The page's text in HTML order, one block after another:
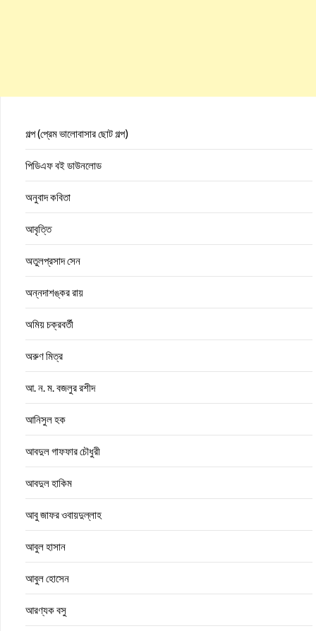
গল্প (প্রেম ভালোবাসার ছোট গল্প)
পিডিএফ বই ডাউনলোড
অনুবাদ কবিতা
আবৃত্তি
অতুলপ্রসাদ সেন
অন্নদাশঙ্কর রায়
অমিয় চক্রবর্তী
অরুণ মিত্র
আ. ন. ম. বজলুর রশীদ
আনিসুল হক
আবদুল গাফফার চৌধুরী
আবদুল হাকিম
আবু জাফর ওবায়দুল্লাহ
আবুল হাসান
আবুল হোসেন
আরণ্যক বসু